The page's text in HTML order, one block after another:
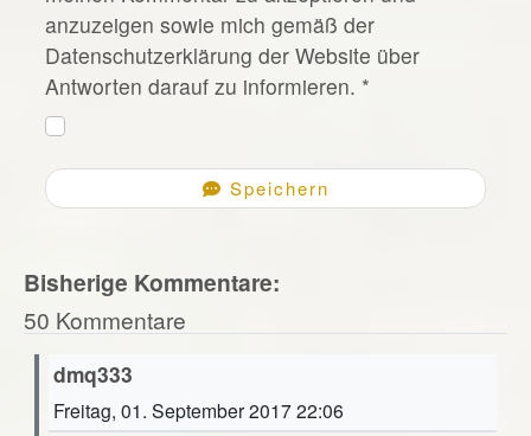
anzuzeigen sowie mich gemäß der
Datenschutzerklärung der Website über
Antworten darauf zu informieren. *
Speichern
Bisherige Kommentare:
50 Kommentare
dmq333
Freitag, 01. September 2017 22:06